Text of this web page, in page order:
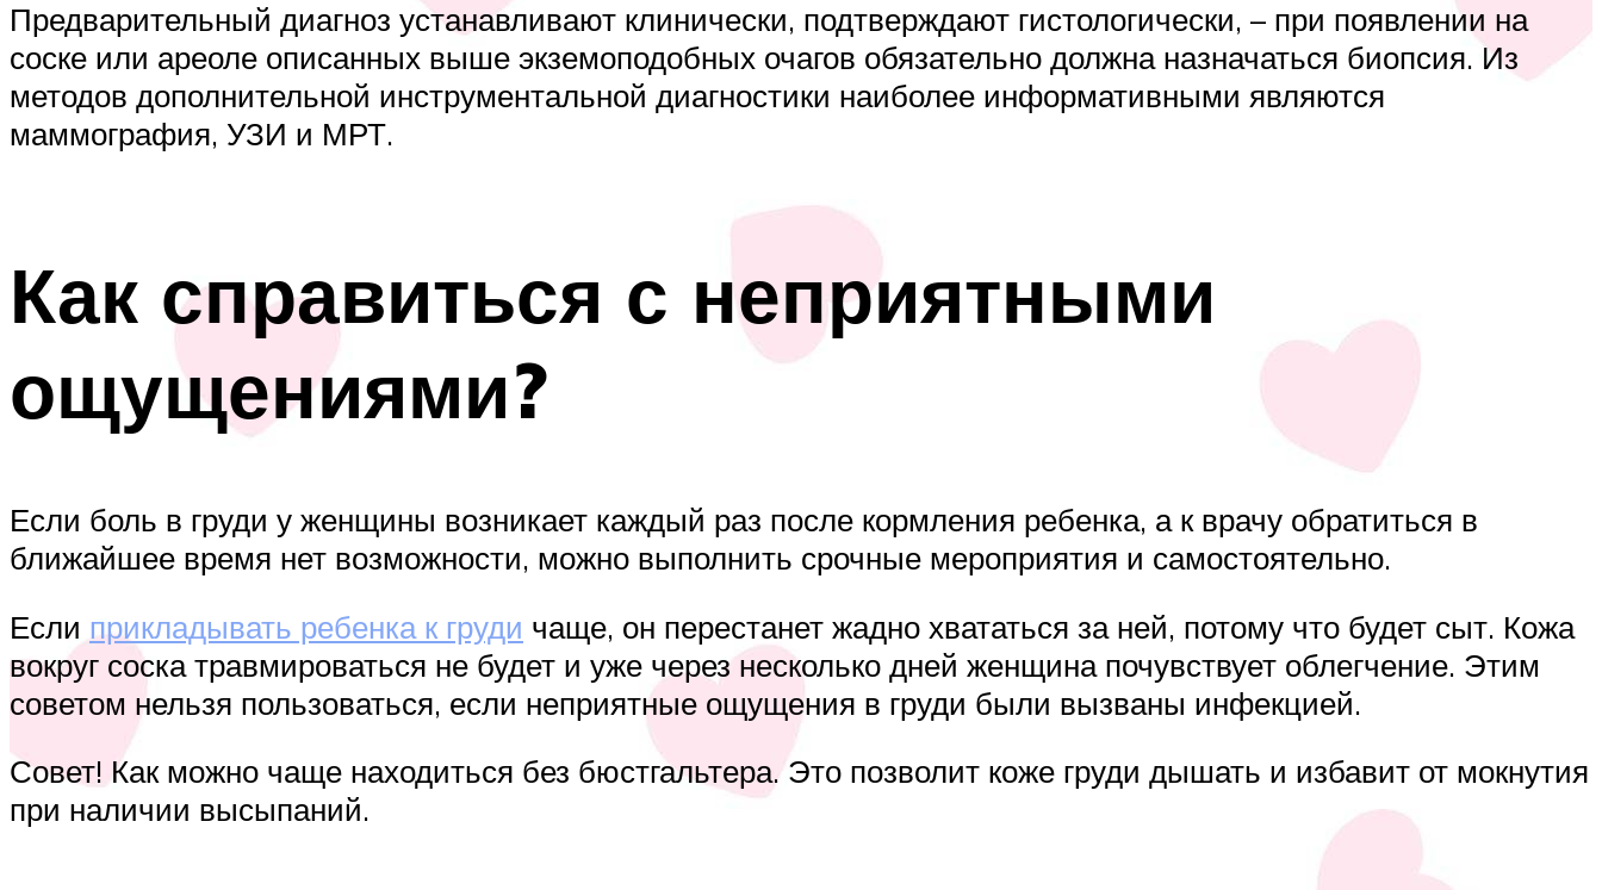
Предварительный диагноз устанавливают клинически, подтверждают гистологически, – при появлении на
соске или ареоле описанных выше экземоподобных очагов обязательно должна назначаться биопсия. Из
методов дополнительной инструментальной диагностики наиболее информативными являются
маммография, УЗИ и МРТ.
Как справиться с неприятными
ощущениями?
Если боль в груди у женщины возникает каждый раз после кормления ребенка, а к врачу обратиться в
ближайшее время нет возможности, можно выполнить срочные мероприятия и самостоятельно.
Если прикладывать ребенка к груди чаще, он перестанет жадно хвататься за ней, потому что будет сыт. Кожа
вокруг соска травмироваться не будет и уже через несколько дней женщина почувствует облегчение. Этим
советом нельзя пользоваться, если неприятные ощущения в груди были вызваны инфекцией.
Совет! Как можно чаще находиться без бюстгальтера. Это позволит коже груди дышать и избавит от мокнутия
при наличии высыпаний.